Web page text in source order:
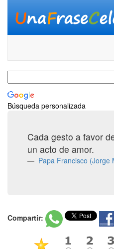
Búsqueda personalizada
Cada gesto a favor
un acto de amor.
Papa Francisco (Jorge
Compartir: